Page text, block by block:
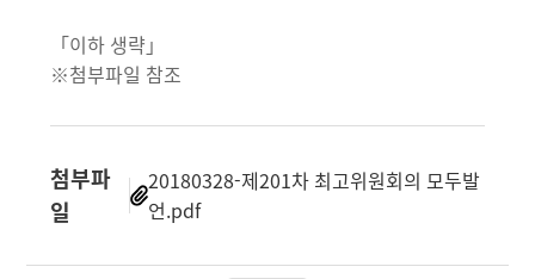
「이하 생략」
※첨부파일 참조
첨부파
일
20180328-제201차 최고위원회의 모두발
언.pdf